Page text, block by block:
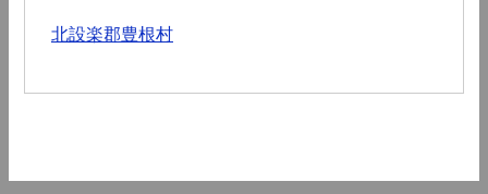
北設楽郡豊根村